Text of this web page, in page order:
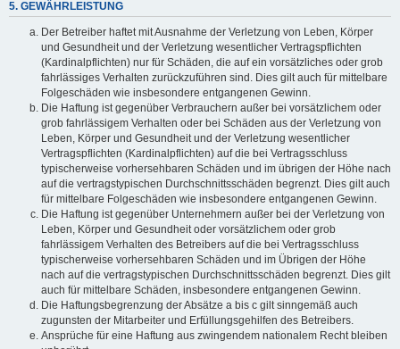
5. GEWÄHRLEISTUNG
Der Betreiber haftet mit Ausnahme der Verletzung von Leben, Körper
und Gesundheit und der Verletzung wesentlicher Vertragspflichten
(Kardinalpflichten) nur für Schäden, die auf ein vorsätzliches oder grob
fahrlässiges Verhalten zurückzuführen sind. Dies gilt auch für mittelbare
Folgeschäden wie insbesondere entgangenen Gewinn.
Die Haftung ist gegenüber Verbrauchern außer bei vorsätzlichem oder
grob fahrlässigem Verhalten oder bei Schäden aus der Verletzung von
Leben, Körper und Gesundheit und der Verletzung wesentlicher
Vertragspflichten (Kardinalpflichten) auf die bei Vertragsschluss
typischerweise vorhersehbaren Schäden und im übrigen der Höhe nach
auf die vertragstypischen Durchschnittsschäden begrenzt. Dies gilt auch
für mittelbare Folgeschäden wie insbesondere entgangenen Gewinn.
Die Haftung ist gegenüber Unternehmern außer bei der Verletzung von
Leben, Körper und Gesundheit oder vorsätzlichem oder grob
fahrlässigem Verhalten des Betreibers auf die bei Vertragsschluss
typischerweise vorhersehbaren Schäden und im Übrigen der Höhe
nach auf die vertragstypischen Durchschnittsschäden begrenzt. Dies gilt
auch für mittelbare Schäden, insbesondere entgangenen Gewinn.
Die Haftungsbegrenzung der Absätze a bis c gilt sinngemäß auch
zugunsten der Mitarbeiter und Erfüllungsgehilfen des Betreibers.
Ansprüche für eine Haftung aus zwingendem nationalem Recht bleiben